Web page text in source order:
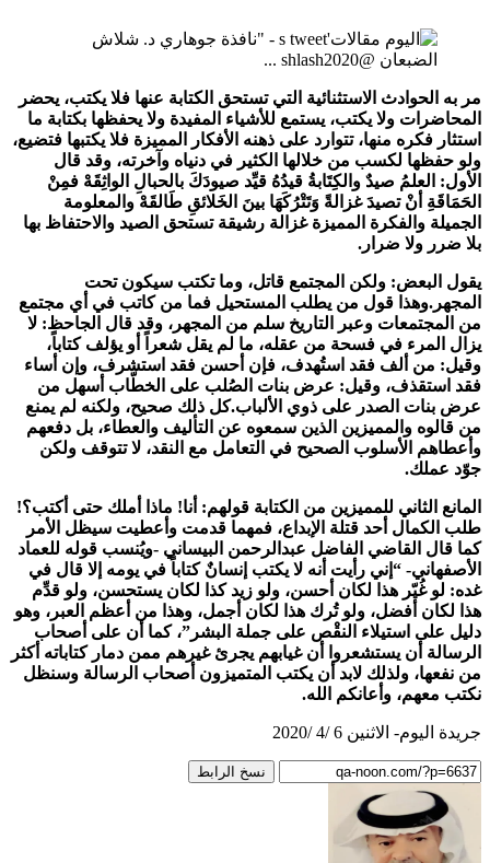
مر به الحوادث الاستثنائية التي تستحق الكتابة عنها فلا يكتب، يحضر
المحاضرات ولا يكتب، يستمع للأشياء المفيدة ولا يحفظها بكتابة ما
استثار فكره منها، تتوارد على ذهنه الأفكار المميزة فلا يكتبها فتضيع،
ولو حفظها لكسب من خلالها الكثير في دنياه وآخرته، وقد قال
الأول: العلمُ صيدٌ والكِتَابةُ قيدُهُ قيِّد صيودَكَ بالحبالِ الواثِقَهْ فمِنْ
الحَمَاقَةِ أنْ تصيدَ غزالةً وَتَتْرُكَهَا بينَ الخَلائقِ طَالقَهْ والمعلومة
الجميلة والفكرة المميزة غزالة رشيقة تستحق الصيد والاحتفاظ بها
بلا ضرر ولا ضرار.
يقول البعض: ولكن المجتمع قاتل، وما تكتب سيكون تحت
المجهر.وهذا قول من يطلب المستحيل فما من كاتب في أي مجتمع
من المجتمعات وعبر التاريخ سلم من المجهر، وقد قال الجاحظ: لا
يزال المرء في فسحة من عقله، ما لم يقل شعراً أو يؤلف كتاباً،
وقيل: من ألف فقد استُهدف، فإن أحسن فقد استشرف، وإن أساء
فقد استقذف، وقيل: عرض بنات الصُلب على الخطّاب أسهل من
عرض بنات الصدر على ذوي الألباب.كل ذلك صحيح، ولكنه لم يمنع
من قالوه والمميزين الذين سمعوه عن التأليف والعطاء، بل دفعهم
وأعطاهم الأسلوب الصحيح في التعامل مع النقد، لا تتوقف ولكن
جوّد عملك.
المانع الثاني للمميزين من الكتابة قولهم: أنا! ماذا أملك حتى أكتب؟!
طلب الكمال أحد قتلة الإبداع، فمهما قدمت وأعطيت سيظل الأمر
كما قال القاضي الفاضل عبدالرحمن البيساني -ويُنسب قوله للعماد
الأصفهاني- “إني رأيت أنه لا يكتب إنسانٌ كتاباً في يومه إلا قال في
غده: لو غُيّر هذا لكان أحسن، ولو زيد كذا لكان يستحسن، ولو قدِّم
هذا لكان أفضل، ولو تُرك هذا لكان أجمل، وهذا من أعظم العبر، وهو
دليل على استيلاء النقْص على جملة البشر”، كما أن على أصحاب
الرسالة أن يستشعروا أن غيابهم يجرئ غيرهم ممن دمار كتاباته أكثر
من نفعها، ولذلك لابد أن يكتب المتميزون أصحاب الرسالة وسنظل
نكتب معهم، وأعانكم الله.
جريدة اليوم- الاثنين 6 /4 /2020
نسخ الرابط